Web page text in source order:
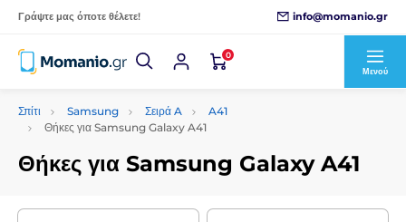
Γράψτε μας όποτε θέλετε! info@momanio.gr
0
Μενού
Σπίτι Samsung Σειρά A
A41
Θήκες για Samsung Galaxy A41
Θήκες για Samsung Galaxy A41